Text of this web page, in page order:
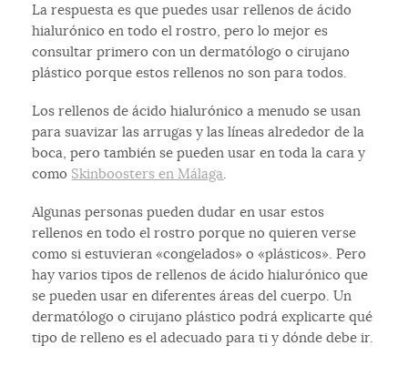
La respuesta es que puedes usar rellenos de ácido
hialurónico en todo el rostro, pero lo mejor es
consultar primero con un dermatólogo o cirujano
plástico porque estos rellenos no son para todos.
Los rellenos de ácido hialurónico a menudo se usan
para suavizar las arrugas y las líneas alrededor de la
boca, pero también se pueden usar en toda la cara y
como Skinboosters en Málaga.
Algunas personas pueden dudar en usar estos
rellenos en todo el rostro porque no quieren verse
como si estuvieran «congelados» o «plásticos». Pero
hay varios tipos de rellenos de ácido hialurónico que
se pueden usar en diferentes áreas del cuerpo. Un
dermatólogo o cirujano plástico podrá explicarte qué
tipo de relleno es el adecuado para ti y dónde debe ir.